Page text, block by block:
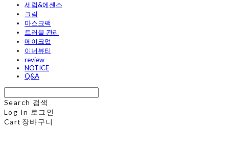
세럼&에센스
크림
마스크팩
트러블 관리
메이크업
이너뷰티
review
NOTICE
Q&A
Search 검색
Log In 로그인
Cart 장바구니